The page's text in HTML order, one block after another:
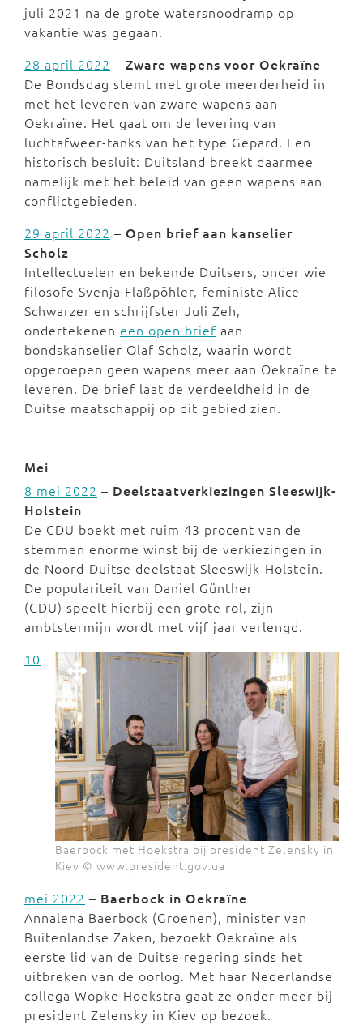
juli 2021 na de grote watersnoodramp op
vakantie was gegaan.
28 april 2022 – Zware wapens voor Oekraïne
De Bondsdag stemt met grote meerderheid in
met het leveren van zware wapens aan
Oekraïne. Het gaat om de levering van
luchtafweer-tanks van het type Gepard. Een
historisch besluit: Duitsland breekt daarmee
namelijk met het beleid van geen wapens aan
conflictgebieden.
29 april 2022 – Open brief aan kanselier
Scholz
Intellectuelen en bekende Duitsers, onder wie
filosofe Svenja Flaßpöhler, feministe Alice
Schwarzer en schrijfster Juli Zeh,
ondertekenen een open brief aan
bondskanselier Olaf Scholz, waarin wordt
opgeroepen geen wapens meer aan Oekraïne te
leveren. De brief laat de verdeeldheid in de
Duitse maatschappij op dit gebied zien.
Mei
8 mei 2022 – Deelstaatverkiezingen Sleeswijk-
Holstein
De CDU boekt met ruim 43 procent van de
stemmen enorme winst bij de verkiezingen in
de Noord-Duitse deelstaat Sleeswijk-Holstein.
De populariteit van Daniel Günther
(CDU) speelt hierbij een grote rol, zijn
ambtstermijn wordt met vijf jaar verlengd.
Baerbock met Hoekstra bij president Zelensky in
Kiev © www.president.gov.ua
10
mei 2022 – Baerbock in Oekraïne
Annalena Baerbock (Groenen), minister van
Buitenlandse Zaken, bezoekt Oekraïne als
eerste lid van de Duitse regering sinds het
uitbreken van de oorlog. Met haar Nederlandse
collega Wopke Hoekstra gaat ze onder meer bij
president Zelensky in Kiev op bezoek.